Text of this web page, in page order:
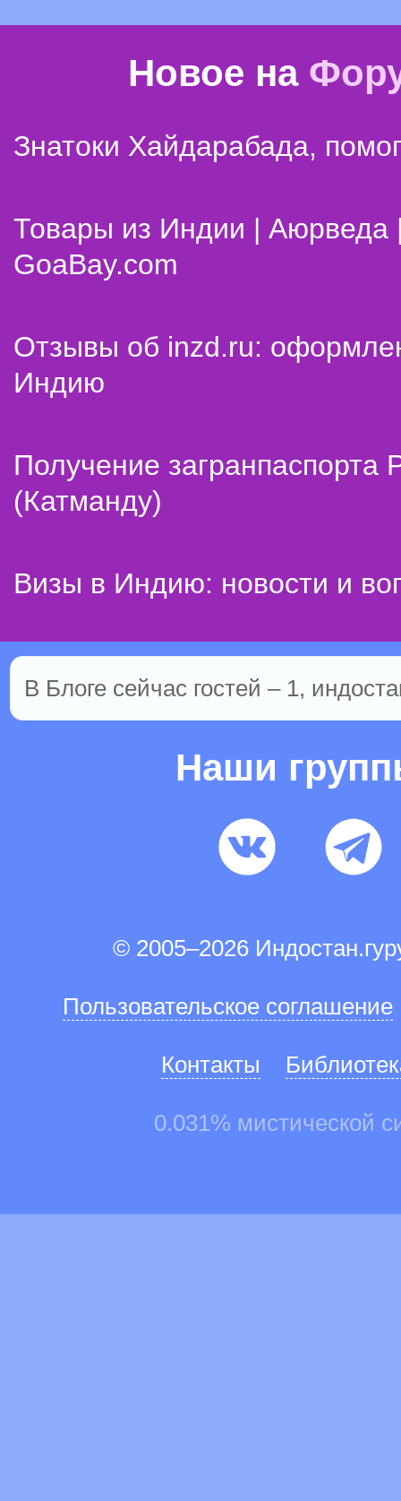
Новое на
Знатоки Хайдарабада,
Товары из Индии | Аюрведа
GoaBay.com
Отзывы об inzd.ru:
Индию
Получение
(Катманду)
Визы в Индию: новости и
В Блоге сейчас гостей – 1,
Наши
© 2005–2026
Пользовательское соглашение
Контакты
0.031% мистической